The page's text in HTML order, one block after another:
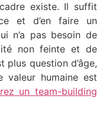
existe. Il suffit
et d’en faire un
n’a pas besoin de
non feinte et de
plus question d’âge,
valeur humaine est
un team-building